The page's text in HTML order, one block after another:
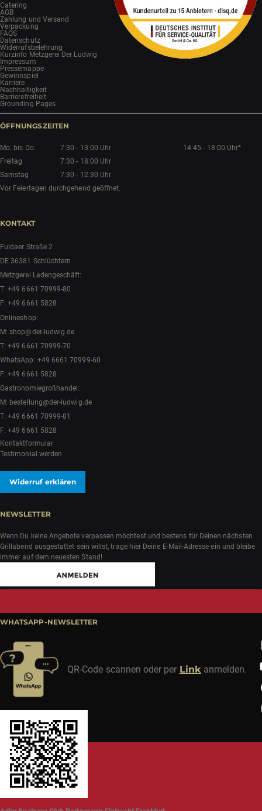
Catering
AGB
Zahlung und Versand
Verpackung
FAQS
Datenschutz
Widerrufsbelehrung
Kurzinfo Metzgerei Der Ludwig
Impressum
Pressemappe
Gewinnspiel
Karriere
Nachhaltigkeit
Barrierefreiheit
Grounding Pages
ÖFFNUNGSZEITEN
Mo. bis Do. 7:30 - 13:00 Uhr
14:45 - 18:00 Uhr*
Freitag
7:30 - 18:00 Uhr
Samstag
7:30 - 12:30 Uhr
Vor Feiertagen durchgehend geöffnet.
KONTAKT
Fuldaer Straße 2
DE 36381 Schlüchtern
Metzgerei Ladengeschäft:
T:+49 6661 70999-80
F: +49 6661 5828
Onlineshop:
M:shop@der-ludwig.de
T:+49 6661 70999-70
WhatsApp: +49 6661 70999-60
F: +49 6661 5828
Gastronomiegroßhandel:
M: bestellung@der-ludwig.de
T:+49 6661 70999-81
F: +49 6661 5828
Kontaktformular
Testimonial werden
Widerruf erklären
NEWSLETTER
Wenn Du keine Angebote verpassen möchtest und bestens für Deinen nächsten
Grillabend ausgestattet sein willst, trage hier Deine E-Mail-Adresse ein und bleibe
immer auf dem neuesten Stand!
WHATSAPP-NEWSLETTER
QR-Code scannen oder per Linkanmelden.